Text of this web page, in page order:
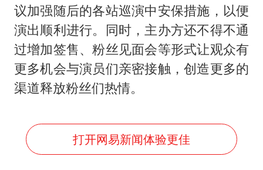
议加强随后的各站巡演中安保措施，以便
演出顺利进行。同时，主办方还不得不通
过增加签售、粉丝见面会等形式让观众有
更多机会与演员们亲密接触，创造更多的
渠道释放粉丝们热情。
打开网易新闻体验更佳